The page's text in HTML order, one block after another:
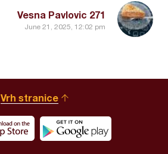
Vesna Pavlovic 271
June 21, 2025, 12:02 pm
Vrh stranice